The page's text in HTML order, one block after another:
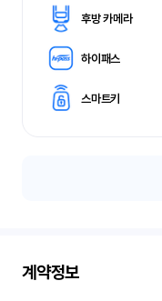
후방 카메라
하이패스
스마트키
계약정보